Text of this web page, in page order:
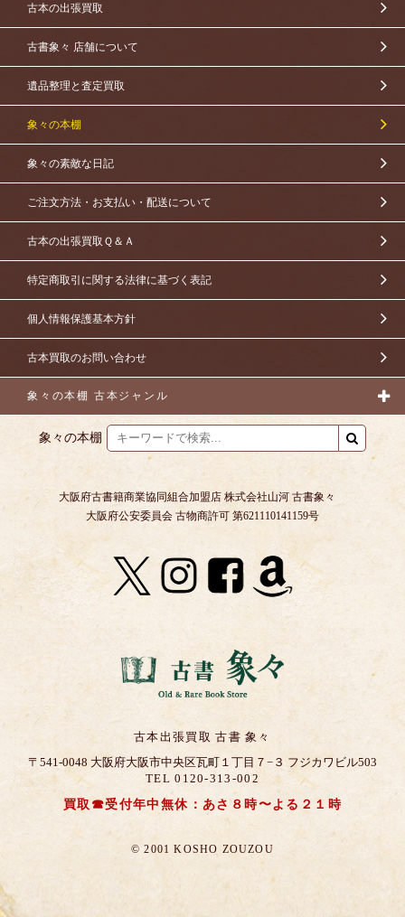
古本の出張買取
古書象々 店舗について
遺品整理と査定買取
象々の本棚
象々の素敵な日記
ご注文方法・お支払い・配送について
古本の出張買取Ｑ＆Ａ
特定商取引に関する法律に基づく表記
個人情報保護基本方針
古本買取のお問い合わせ
象々の本棚 古本ジャンル
象々の本棚
大阪府古書籍商業協同組合加盟店 株式会社山河 古書象々
大阪府公安委員会 古物商許可 第621110141159号
古本出張買取 古書 象々
〒541-0048 大阪府大阪市中央区瓦町１丁目７−３ フジカワビル503
TEL 0120-313-002
買取☎受付年中無休：あさ８時〜よる２１時
© 2001 KOSHO ZOUZOU